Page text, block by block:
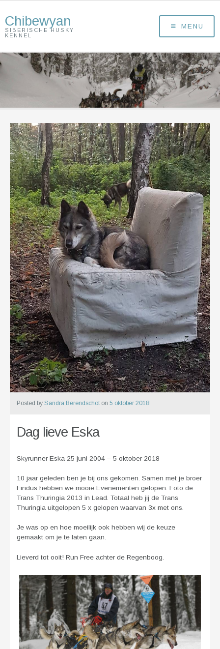
Chibewyan
SIBERISCHE HUSKY
KENNEL
MENU
Posted by Sandra Berendschoton 5 oktober 2018
Dag lieve Eska
Skyrunner Eska 25 juni 2004 – 5 oktober 2018
10 jaar geleden ben je bij ons gekomen. Samen met je broer
Findus hebben we mooie Evenementen gelopen. Foto de
Trans Thuringia 2013 in Lead. Totaal heb jij de Trans
Thuringia uitgelopen 5 x gelopen waarvan 3x met ons.
Je was op en hoe moeilijk ook hebben wij de keuze
gemaakt om je te laten gaan.
Lieverd tot ooit! Run Free achter de Regenboog.